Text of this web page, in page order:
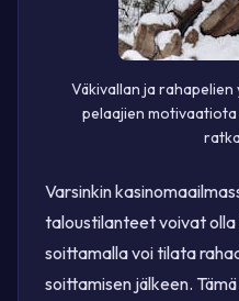
Väkivallan ja
pelaajien
Varsinkin
taloustilanteet voivat olla
soittamalla voi tilata
soittamisen jälkeen.